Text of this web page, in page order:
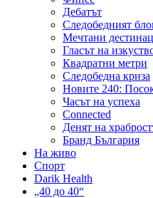
Дебатът
Следобедният
Мечтани
Гласът на
Квадратни метри
Следобедна криза
Новите 240:
Часът на успеха
Connected
Денят на
Бранд България
На живо
Спорт
Darik Health
„40 до 40“